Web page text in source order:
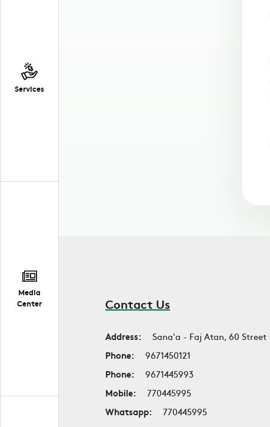
Services
Media
Center
Contact Us
Address:
Sana'a - Faj Atan, 60 Street
Phone:
9671450121
Phone:
9671445993
Mobile:
770445995
Whatsapp:
770445995